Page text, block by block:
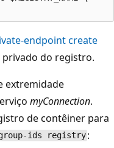
endpoint create
do registro.
extremidade
myConnection.
de contêiner para
ids registry :